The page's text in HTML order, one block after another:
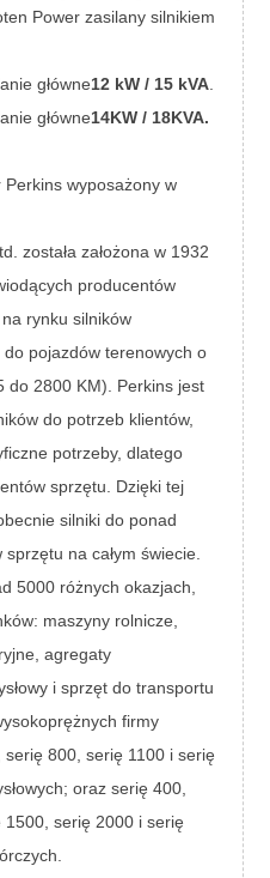
Power zasilany silnikiem
główne12 kW / 15 kVA.
główne14KW / 18KVA.
wyposażony w
została założona w 1932
producentów
rynku silników
pojazdów terenowych o
do 2800 KM). Perkins jest
do potrzeb klientów,
potrzeby, dlatego
sprzętu. Dzięki tej
silniki do ponad
na całym świecie.
5000 różnych okazjach,
maszyny rolnicze,
agregaty
i sprzęt do transportu
firmy
800, serię 1100 i serię
oraz serię 400,
serię 2000 i serię